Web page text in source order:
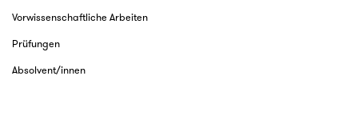
Vorwissenschaftliche Arbeiten
Prüfungen
Absolvent/innen